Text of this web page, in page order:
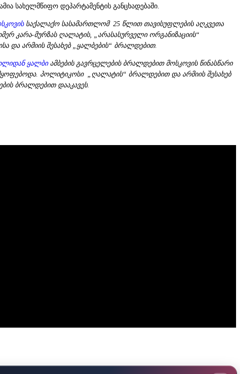
სახელმწიფო დეპარტამენტის განცხადებაში.
საქალაქო სასამართლომ 25 წლით თავისუფლების აღკვეთა
კარა-მურზას ღალატის, „არასასურველი ორგანიზაციის“
და არმიის შესახებ „ყალბების“ ბრალდებით.
ყალბიამბების გავრცელების ბრალდებით მოსკოვის წინასწარი
პოლიტიკოსი „ღალატის“ ბრალდებით და არმიის შესახებ
ბრალდებით დააკავეს.